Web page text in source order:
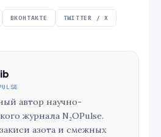
ВКОНТАКТЕ TWITTER / X
автор научно-
журнала N₂OPulse.
азота и смежных